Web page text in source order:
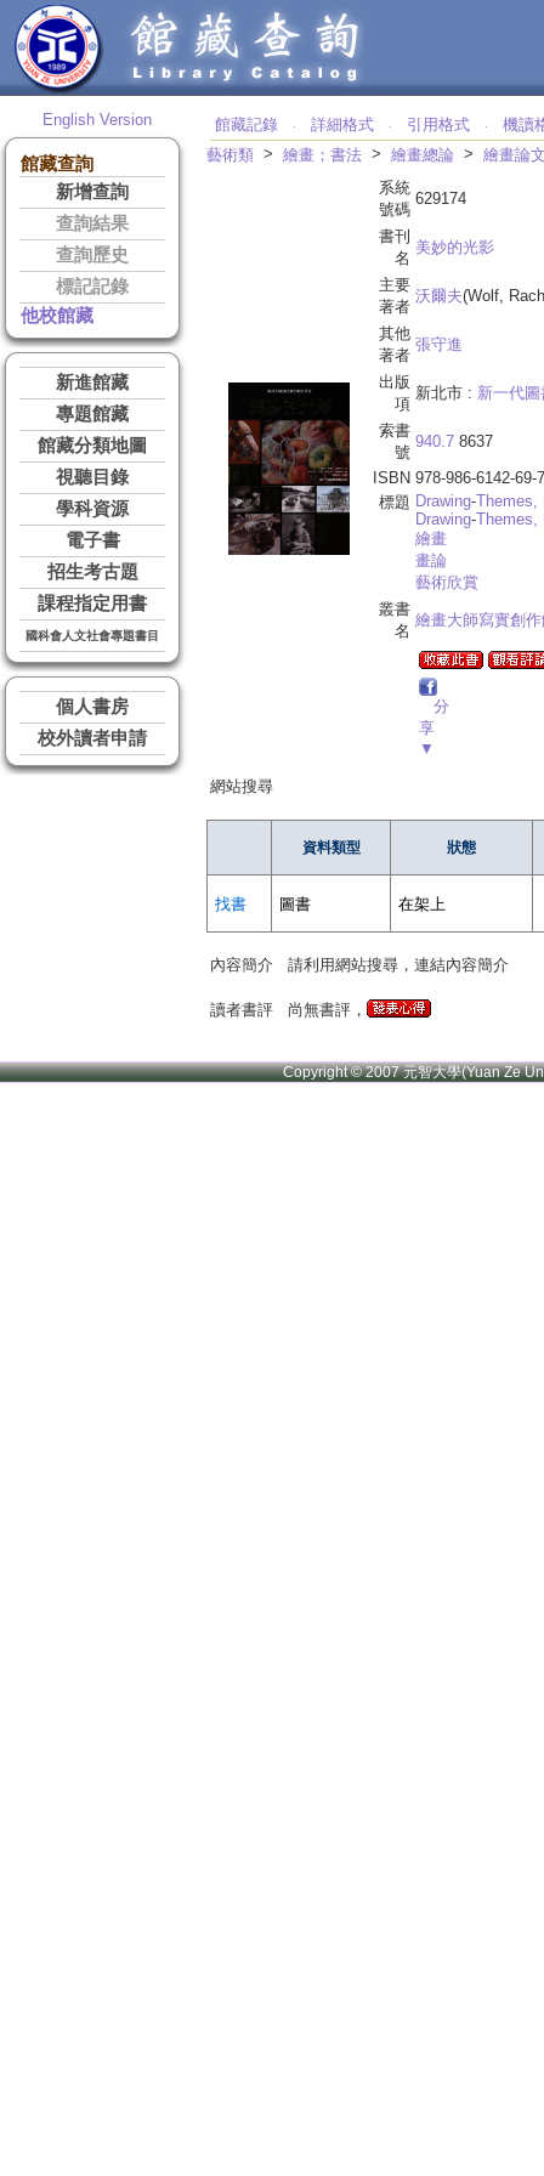
English Version
館藏查詢
新增查詢
查詢結果
查詢歷史
標記記錄
他校館藏
新進館藏
專題館藏
館藏分類地圖
視聽目錄
學科資源
電子書
招生考古題
課程指定用書
國科會人文社會專題書目
個人書房
校外讀者申請
館藏記錄 ‧ 詳細格式 ‧ 引用格式 ‧
機讀
藝術類 > 繪畫；書法 > 繪畫總論 > 繪畫論
系統
號碼
629174
書刊
名
美妙的光影
主要
著者
沃爾夫(Wolf,
其他
著者
張守進
出版
項
新北市 : 新一代圖
索書
號
940.7 8637
ISBN 978-986-6142-69-7
標題 Drawing-Themes,
Drawing-Themes,
繪畫
畫論
藝術欣賞
叢書
名
繪畫大師寫實創
分
享
▼
網站搜尋
資料類型 狀態
找書 圖書 在架上
內容簡介 請利用網站搜尋，連結內容簡介
讀者書評 尚無書評，
Copyright © 2007 元智大學(Yuan Ze